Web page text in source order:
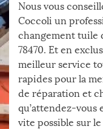
Nous vous
Coccoli un
changement tuile
78470. Et en
meilleur service
rapides pour la
de réparation et
qu’attendez-vous
vite possible sur